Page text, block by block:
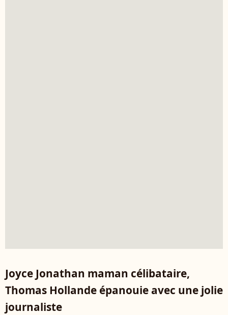
Joyce Jonathan maman célibataire,
Thomas Hollande épanouie avec une jolie
journaliste